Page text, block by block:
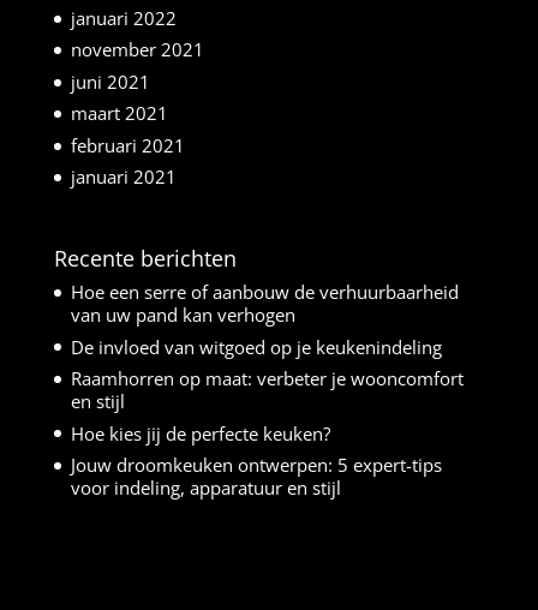
januari 2022
november 2021
juni 2021
maart 2021
februari 2021
januari 2021
Recente berichten
Hoe een serre of aanbouw de verhuurbaarheid
van uw pand kan verhogen
De invloed van witgoed op je keukenindeling
Raamhorren op maat: verbeter je wooncomfort
en stijl
Hoe kies jij de perfecte keuken?
Jouw droomkeuken ontwerpen: 5 expert-tips
voor indeling, apparatuur en stijl